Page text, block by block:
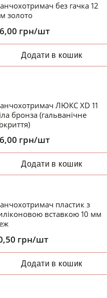
без гачка 12
золото
грн/шт
Додати в кошик
ЛЮКС XD 11
бронза (гальванічне
грн/шт
Додати в кошик
пластик з
вставкою 10 мм
грн/шт
Додати в кошик